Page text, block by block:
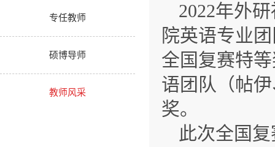
专任教师
硕博导师
教师风采
2022年外
院英语专业
全国复赛特
语团队（帖
奖。
此次全国